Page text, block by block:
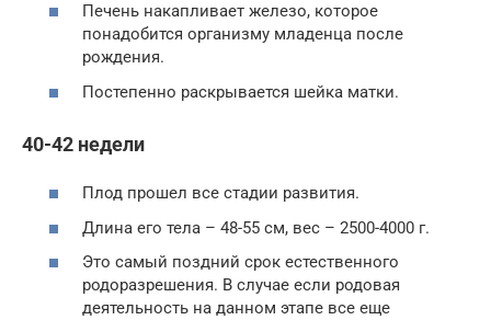
Печень накапливает железо, которое
понадобится организму младенца после
рождения.
Постепенно раскрывается шейка матки.
40-42 недели
Плод прошел все стадии развития.
Длина его тела – 48-55 см, вес – 2500-4000 г.
Это самый поздний срок естественного
родоразрешения. В случае если родовая
деятельность на данном этапе все еще